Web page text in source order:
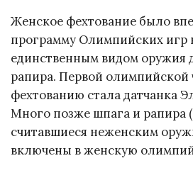
Женское фехтование было
программу Олимпийских игр
единственным видом
рапира. Первой
фехтованию стала датчанка
Много позже шпага и рапира
считавшиеся неженским
включены в женскую